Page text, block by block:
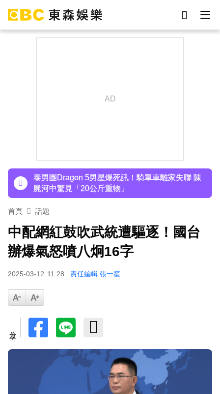
代役
泰男團Dragon 5男星爆死訊！騎單車離家失聯 陳
屍河中驚見「20公斤重物」
女星告別9年演藝圈！轉行當計程車司機 曝收入：
蔡阿嘎陷爭議！蘿拉神隱19個月首發文 遭酸「詐
騙集團回歸」回應了
曝原因
下載東森App，隨時掌握天下大小事！
SEVENTEEN勝寬、Dino同天入伍！玟奎9月服替
代役
首頁 話題
中配網紅鼓吹武統遭驅逐！國台
辦爆氣怒噴八炯16字
2025-03-12 11:28 責任編輯 張一笙